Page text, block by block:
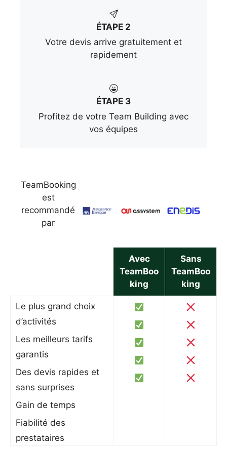
ÉTAPE 2
Votre devis arrive gratuitement et
rapidement
ÉTAPE 3
Profitez de votre Team Building avec
vos équipes
TeamBooking
est
recommandé
par
Avec
TeamBoo
king
Sans
TeamBoo
king
Le plus grand choix
d’activités
Les meilleurs tarifs
garantis
Des devis rapides et
sans surprises
Gain de temps
Fiabilité des
prestataires